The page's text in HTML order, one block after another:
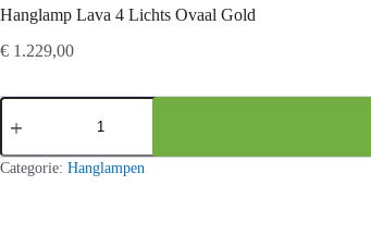
Hanglamp Lava 4 Lichts Ovaal Gold
€ 1.229,00
Hanglamp
Lava
Lichts
Ovaal
Categorie: Hanglampen